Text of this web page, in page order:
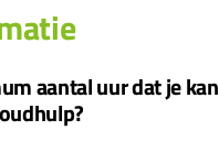
aantal uur dat je kan